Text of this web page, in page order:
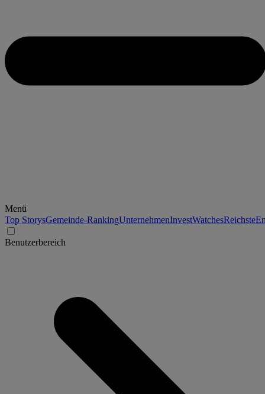
Menü
Top StorysGemeinde-RankingUnternehmenInvestWatchesReichste
Benutzerbereich